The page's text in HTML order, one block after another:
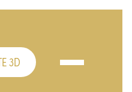
3D Ouvrir/fermer le